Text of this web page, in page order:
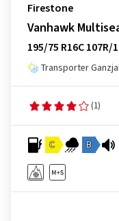
Firestone
Vanhawk
195/75 R16C 107R/
Transporter
(1)
C B